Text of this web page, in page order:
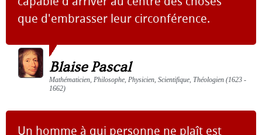
que d'embrasser leur circonférence.
Blaise Pascal
Mathématicien, Philosophe, Physicien, Scientifique, Théologien (1623 -
1662)
Un homme à qui personne ne plaît est